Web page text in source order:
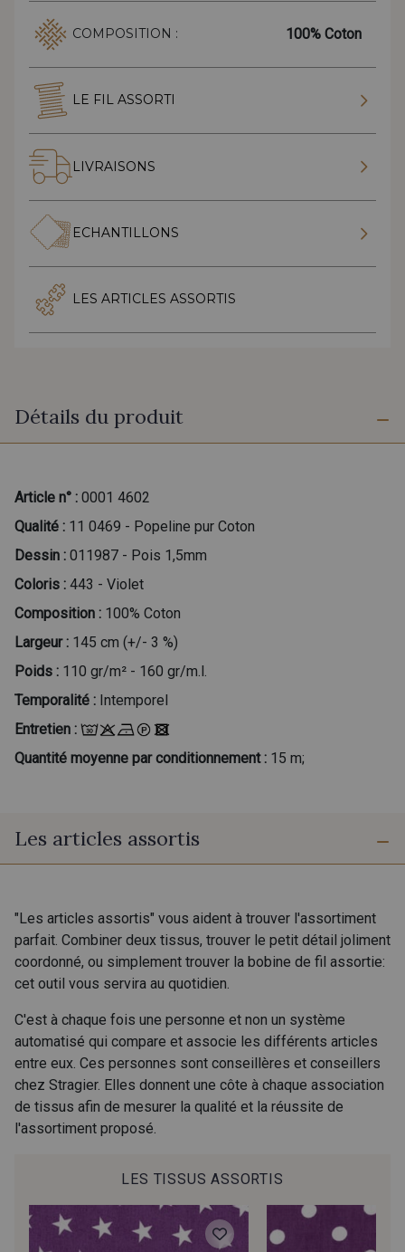
COMPOSITION : 100% Coton
LE FIL ASSORTI
LIVRAISONS
ECHANTILLONS
LES ARTICLES ASSORTIS
Détails du produit
Article n° : 0001 4602
Qualité : 11 0469 - Popeline pur Coton
Dessin : 011987 - Pois 1,5mm
Coloris : 443 - Violet
Composition : 100% Coton
Largeur : 145 cm (+/- 3 %)
Poids : 110 gr/m² - 160 gr/m.l.
Temporalité : Intemporel
Entretien :
Quantité moyenne par conditionnement : 15 m;
Les articles assortis
"Les articles assortis" vous aident à trouver l'assortiment
parfait. Combiner deux tissus, trouver le petit détail joliment
coordonné, ou simplement trouver la bobine de fil assortie:
cet outil vous servira au quotidien.
C'est à chaque fois une personne et non un système
automatisé qui compare et associe les différents articles
entre eux. Ces personnes sont conseillères et conseillers
chez Stragier. Elles donnent une côte à chaque association
de tissus afin de mesurer la qualité et la réussite de
l'assortiment proposé.
LES TISSUS ASSORTIS